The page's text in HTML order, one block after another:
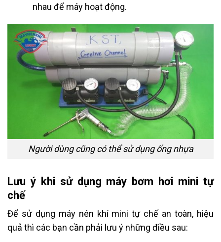
nhau để máy hoạt động.
Người dùng cũng có thể sử dụng ống nhựa
Lưu ý khi sử dụng máy bơm hơi mini tự
chế
Để sử dụng máy nén khí mini tự chế an toàn, hiệu
quả thì các bạn cần phải lưu ý những điều sau: